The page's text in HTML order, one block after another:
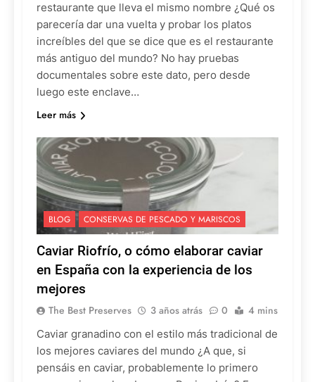
restaurante que lleva el mismo nombre ¿Qué os
parecería dar una vuelta y probar los platos
increíbles del que se dice que es el restaurante
más antiguo del mundo? No hay pruebas
documentales sobre este dato, pero desde
luego este enclave…
Leer más
BLOG CONSERVAS DE PESCADO Y MARISCOS
Caviar Riofrío, o cómo elaborar caviar
en España con la experiencia de los
mejores
The Best Preserves 3 años atrás 0 4 mins
Caviar granadino con el estilo más tradicional de
los mejores caviares del mundo ¿A que, si
pensáis en caviar, probablemente lo primero